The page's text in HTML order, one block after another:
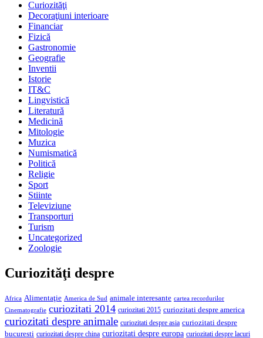
Curiozităţi
Decoraţiuni interioare
Financiar
Fizică
Gastronomie
Geografie
Inventii
Istorie
IT&C
Lingvistică
Literatură
Medicină
Mitologie
Muzica
Numismatică
Politică
Religie
Sport
Stiinte
Televiziune
Transporturi
Turism
Uncategorized
Zoologie
Curiozităţi despre
Africa Alimentaţie America de Sud animale interesante cartea recordurilor
Cinematografie curiozitati 2014 curiozitati 2015 curiozitati despre america
curiozitati despre animale curiozitati despre asia curiozitati despre
bucuresti curiozitati despre china curiozitati despre europa curiozitati despre lacuri